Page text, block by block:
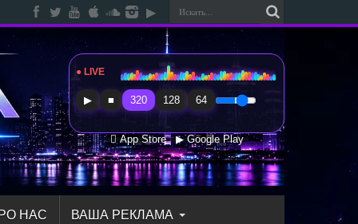
● LIVE Radio Sfera Music
▶ ■ 320 128 64
 App Store ▶ Google Play
НАС ВАША РЕКЛАМА